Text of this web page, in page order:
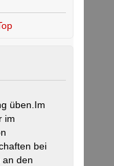
üben.Im
im
bei
an den